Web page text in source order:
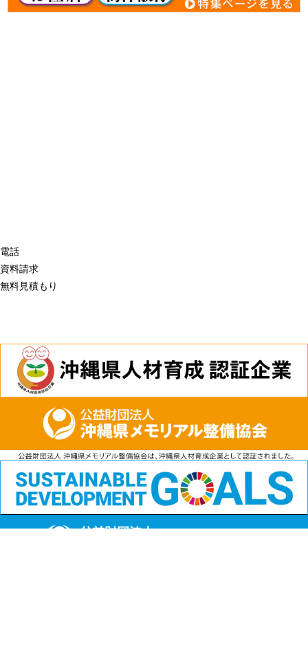
電話
資料請求
無料見積もり